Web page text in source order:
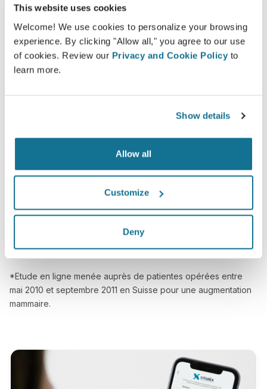
This website uses cookies
Welcome! We use cookies to personalize your browsing
experience. By clicking "Allow all," you agree to our use
of cookies. Review our Privacy and Cookie Policy to
learn more.
Show details
Allow all
Customize
Deny
Satisfaction
100% des femmes ont dit être satisfaites ou très
satisfaites de leur intervention après avoir vu une
simulation 3D Crisalix au préalable*
*Etude en ligne menée auprès de patientes opérées entre
mai 2010 et septembre 2011 en Suisse pour une augmentation
mammaire.